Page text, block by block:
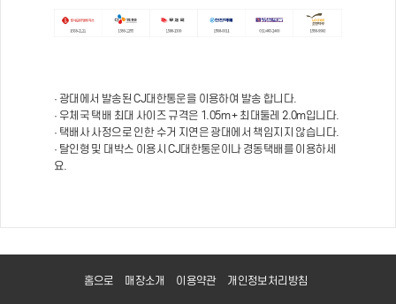
· 광대에서 발송된 CJ대한통운을 이용하여 발송 합니다.
· 우체국 택배 최대 사이즈 규격은 1.05m + 최대둘레 2.0m입니다.
· 택배사 사정으로 인한 수거 지연은 광대에서 책임지지 않습니다.
· 탈인형 및 대박스 이용시 CJ대한통운이나 경동택배를 이용하세
요.
홈으로 매장소개 이용약관 개인정보처리방침